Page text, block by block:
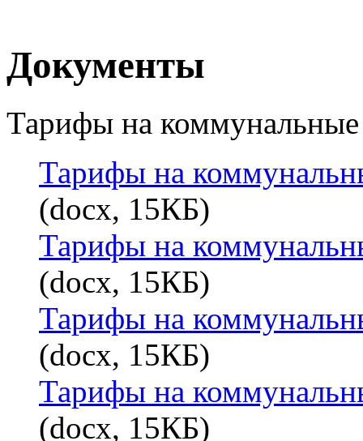
Документы
Тарифы на коммунальные
Тарифы на
(docx, 15КБ)
Тарифы на
(docx, 15КБ)
Тарифы на
(docx, 15КБ)
Тарифы на
(docx, 15КБ)